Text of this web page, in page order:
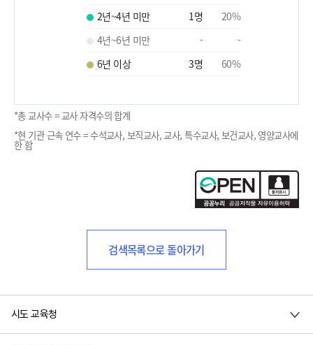
2년~4년 미만
1명 20%
4년~6년 미만
-
-
6년 이상
3명 60%
*총 교사수 = 교사 자격수의 합계
*현 기관 근속 연수 = 수석교사, 보직교사, 교사, 특수교사, 보건교사, 영양교사에
한 함
검색목록으로 돌아가기
시도 교육청